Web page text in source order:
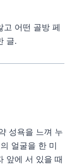
고 어떤 골방 페
글.
성욕을 느껴 누
얼굴을 한 미
앞에 서 있을 때